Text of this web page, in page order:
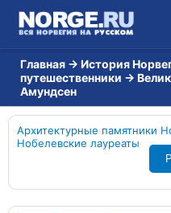
Главная → История
путешественники →
Амундсен
Архитектурные памятники
Нобелевские лауреаты